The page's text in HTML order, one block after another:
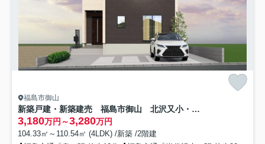
福島市御山
新築戸建・新築建売 福島市御山 北沢又小・信陵中
3,180万円～3,280万円
104.33㎡～110.54㎡ (4LDK) /新築 /2階建